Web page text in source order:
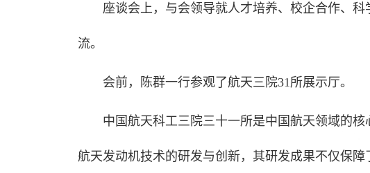
座谈会上，与会领导就人才培养、校企合作、
流。
会前，陈群一行参观了航天三院31所展示厅。
中国航天科工三院三十一所是中国航天领域的
航天发动机技术的研发与创新，其研发成果不仅保